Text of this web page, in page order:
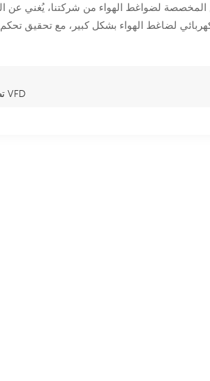
لضواغط الهواء من شركتنا، يُغني عن
تطبيق مضخة الطاقة الشمسية العاكس VFD